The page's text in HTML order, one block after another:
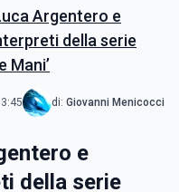
Argentero e
della serie
Mani’
di: Giovanni Menicocci
e
della serie